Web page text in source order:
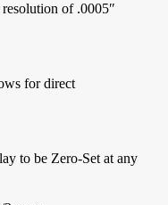
of .0005″
for direct
to be Zero-Set at any